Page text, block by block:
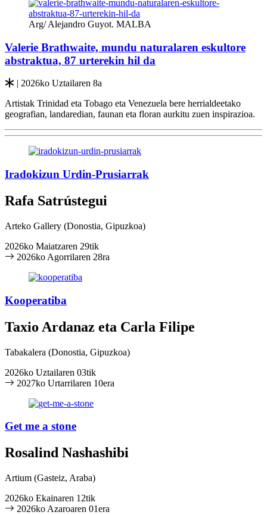
Arg/ Alejandro Guyot. MALBA
Valerie Brathwaite, mundu naturalaren eskultore
abstraktua, 87 urterekin hil da
| 2026ko Uztailaren 8a
Artistak Trinidad eta Tobago eta Venezuela bere herrialdeetako
geografian, landaredian, faunan eta floran aurkitu zuen inspirazioa.
Iradokizun Urdin-Prusiarrak
Rafa Satrústegui
Arteko Gallery (Donostia, Gipuzkoa)
2026ko Maiatzaren 29tik
2026ko Agorrilaren 28ra
Kooperatiba
Taxio Ardanaz eta Carla Filipe
Tabakalera (Donostia, Gipuzkoa)
2026ko Uztailaren 03tik
2027ko Urtarrilaren 10era
Get me a stone
Rosalind Nashashibi
Artium (Gasteiz, Araba)
2026ko Ekainaren 12tik
2026ko Azaroaren 01era